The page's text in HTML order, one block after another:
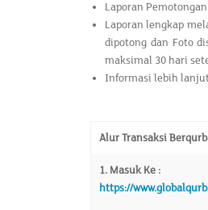
Laporan
Laporan lengkap
dipotong dan Foto
maksimal 30 hari
Informasi lebih
Alur Transaksi
1. Masuk Ke :
https://